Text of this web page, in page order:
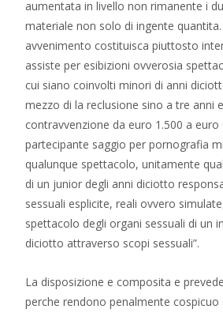
aumentata in livello non rimanente i
materiale non solo di ingente
avvenimento costituisca piuttosto
assiste per esibizioni ovverosia
cui siano coinvolti minori di anni
mezzo di la reclusione sino a tre anni
contravvenzione da euro 1.500 a euro
partecipante saggio per pornografia
qualunque spettacolo, unitamente
di un junior degli anni diciotto
sessuali esplicite, reali ovvero
spettacolo degli organi sessuali di un
diciotto attraverso scopi sessuali”.
La disposizione e composita e
perche rendono penalmente cospicuo